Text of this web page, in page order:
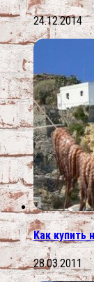
24.12.2014
Как купить
28.03.2011